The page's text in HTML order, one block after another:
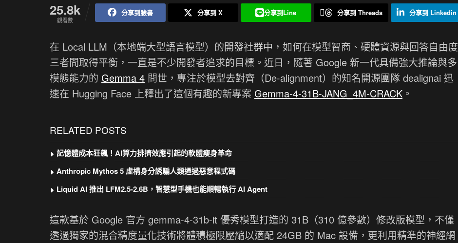
25.8k
觀看數
分享到臉書 分享到 X 分享到Line 分享到 Threads 分享到 Linkedin
在 Local LLM（本地端大型語言模型）的開發社群中，如何在模型智商、硬體資源與回答自由度
三者間取得平衡，一直是不少開發者追求的目標。近日，隨著 Google 新一代具備強大推論與多
模態能力的 Gemma 4 問世，專注於模型去對齊（De-alignment）的知名開源團隊 dealignai 迅
速在 Hugging Face 上釋出了這個有趣的新專案 Gemma-4-31B-JANG_4M-CRACK 。
RELATED POSTS
記憶體成本狂飆！AI算力排擠效應引起的軟體瘦身革命
Anthropic Mythos 5 虛構身分誘騙人類通過惡意程式碼
Liquid AI 推出 LFM2.5-2.6B，智慧型手機也能順暢執行 AI Agent
這款基於 Google 官方 gemma-4-31b-it 優秀模型打造的 31B（310 億參數）修改版模型，不僅
透過獨家的混合精度量化技術將體積極限壓縮以適配 24GB 的 Mac 設備，更利用精準的神經網